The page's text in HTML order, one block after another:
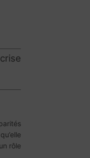
rôle